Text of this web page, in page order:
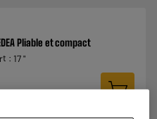
Pliable et compact
: 17 "